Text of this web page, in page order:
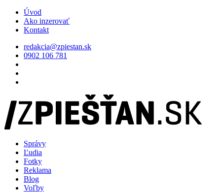
Úvod
Ako inzerovať
Kontakt
redakcia@zpiestan.sk
0902 106 781
Správy
Ľudia
Fotky
Reklama
Blog
Voľby